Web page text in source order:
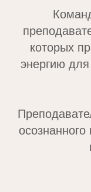
которых
энергию